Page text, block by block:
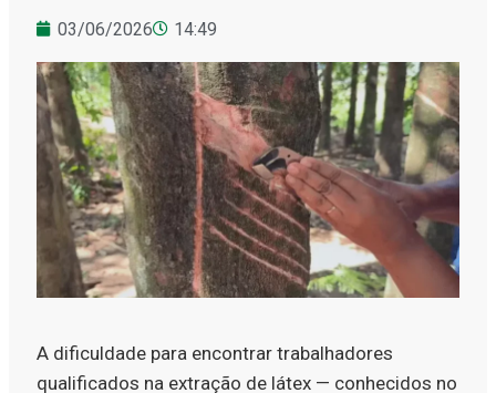
03/06/2026 14:49
A dificuldade para encontrar trabalhadores
qualificados na extração de látex — conhecidos no